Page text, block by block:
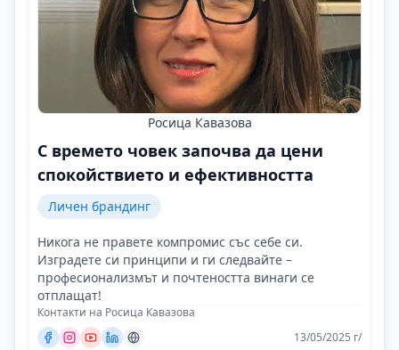
Росица Кавазова
С времето човек започва да цени
спокойствието и ефективността
Личен брандинг
Никога не правете компромис със себе си.
Изградете си принципи и ги следвайте –
професионализмът и почтеността винаги се
отплащат!
Контакти на Росица Кавазова
13/05/2025 г/